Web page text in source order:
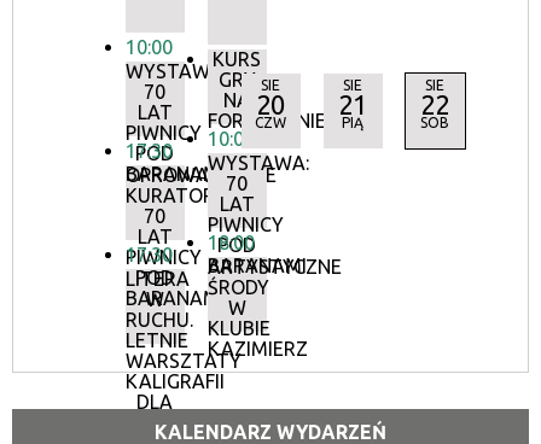
10:00
WYSTAWA:
70
LAT
PIWNICY
POD
BARANAMI
17:30
OPROWADZANIE
KURATORSKIE:
70
LAT
PIWNICY
POD
BARANAMI
17:30
LITERA
W
RUCHU.
LETNIE
WARSZTATY
KALIGRAFII
DLA
DOROSŁYCH
KURS
GRY
NA
FORTEPIANIE
10:00
WYSTAWA:
70
LAT
PIWNICY
POD
BARANAMI
18:00
ARTYSTYCZNE
ŚRODY
W
KLUBIE
KAZIMIERZ
SIE
20
CZW
SIE
21
PIĄ
SIE
22
SOB
KALENDARZ WYDARZEŃ